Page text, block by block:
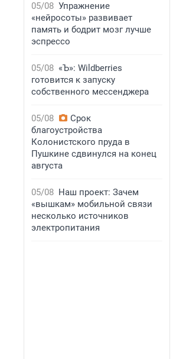
05/08 Упражнение
«нейросоты» развивает
память и бодрит мозг лучше
эспрессо
05/08 «Ъ»: Wildberries
готовится к запуску
собственного мессенджера
05/08
Срок
благоустройства
Колонистского пруда в
Пушкине сдвинулся на конец
августа
05/08 Наш проект: Зачем
«вышкам» мобильной связи
несколько источников
электропитания